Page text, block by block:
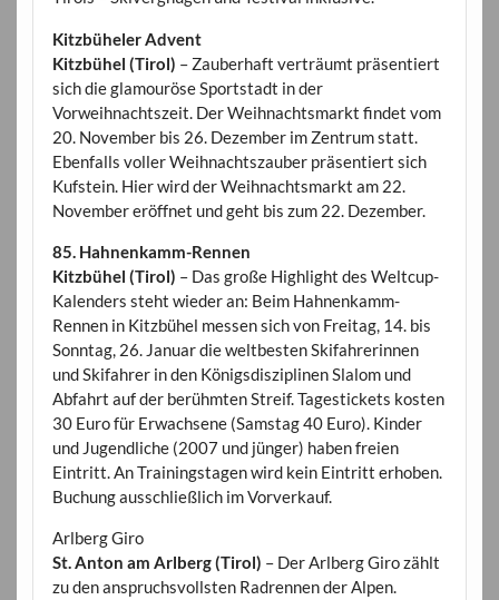
Kitzbüheler Advent
Kitzbühel (Tirol) – Zauberhaft verträumt präsentiert
sich die glamouröse Sportstadt in der
Vorweihnachtszeit. Der Weihnachtsmarkt findet vom
20. November bis 26. Dezember im Zentrum statt.
Ebenfalls voller Weihnachtszauber präsentiert sich
Kufstein. Hier wird der Weihnachtsmarkt am 22.
November eröffnet und geht bis zum 22. Dezember.
85. Hahnenkamm-Rennen
Kitzbühel (Tirol) – Das große Highlight des Weltcup-
Kalenders steht wieder an: Beim Hahnenkamm-
Rennen in Kitzbühel messen sich von Freitag, 14. bis
Sonntag, 26. Januar die weltbesten Skifahrerinnen
und Skifahrer in den Königsdisziplinen Slalom und
Abfahrt auf der berühmten Streif. Tagestickets kosten
30 Euro für Erwachsene (Samstag 40 Euro). Kinder
und Jugendliche (2007 und jünger) haben freien
Eintritt. An Trainingstagen wird kein Eintritt erhoben.
Buchung ausschließlich im Vorverkauf.
Arlberg Giro
St. Anton am Arlberg (Tirol) – Der Arlberg Giro zählt
zu den anspruchsvollsten Radrennen der Alpen.